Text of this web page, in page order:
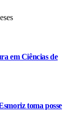
em Ciências de
toma posse